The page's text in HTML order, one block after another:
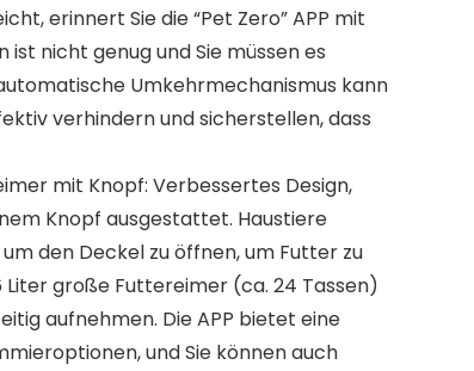
erinnert Sie die “Pet Zero” APP mit
ist nicht genug und Sie müssen es
Umkehrmechanismus kann
verhindern und sicherstellen, dass
mit Knopf: Verbessertes Design,
Knopf ausgestattet. Haustiere
den Deckel zu öffnen, um Futter zu
große Futtereimer (ca. 24 Tassen)
aufnehmen. Die APP bietet eine
und Sie können auch